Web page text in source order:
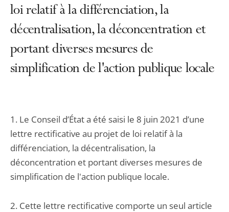
loi relatif à la différenciation, la
décentralisation, la déconcentration et
portant diverses mesures de
simplification de l'action publique locale
1. Le Conseil d’État a été saisi le 8 juin 2021 d’une
lettre rectificative au projet de loi relatif à la
différenciation, la décentralisation, la
déconcentration et portant diverses mesures de
simplification de l'action publique locale.
2. Cette lettre rectificative comporte un seul article